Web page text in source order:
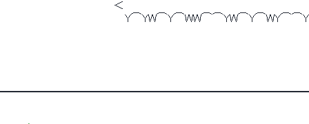
＜　　　　　　　　　　　　　　　　　　　　　　　　　